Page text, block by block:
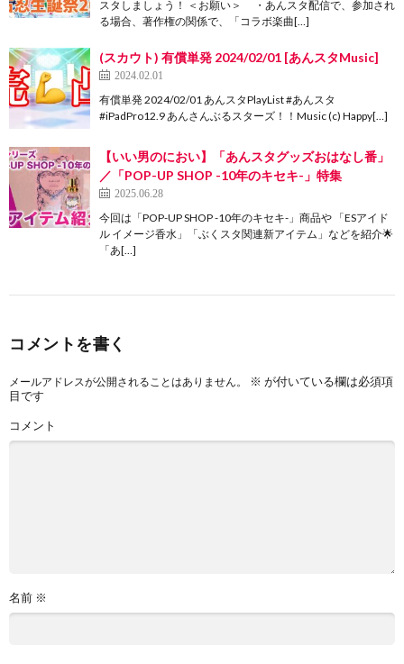
スタしましょう！ ＜お願い＞ ・あんスタ配信で、参加され
る場合、著作権の関係で、「コラボ楽曲[…]
(スカウト) 有償単発 2024/02/01 [あんスタMusic]
2024.02.01
有償単発 2024/02/01 あんスタPlayList #あんスタ
#iPadPro12.9 あんさんぶるスターズ！！Music (c) Happy[…]
【いい男のにおい】「あんスタグッズおはなし番」
／「POP-UP SHOP -10年のキセキ-」特集
2025.06.28
今回は「POP-UP SHOP -10年のキセキ-」商品や 「ESアイド
ル イメージ香水」「ぶくスタ関連新アイテム」などを紹介🌟
「あ[…]
コメントを書く
メールアドレスが公開されることはありません。 ※ が付いている欄は必須項
目です
コメント
名前 ※